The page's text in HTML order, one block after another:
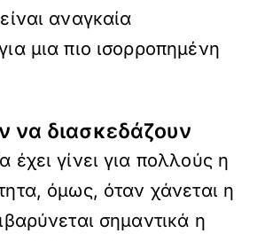
αναγκαία
μια πιο ισορροπημένη
να διασκεδάζουν
έχει γίνει για πολλούς η
όμως, όταν χάνεται η
σημαντικά η